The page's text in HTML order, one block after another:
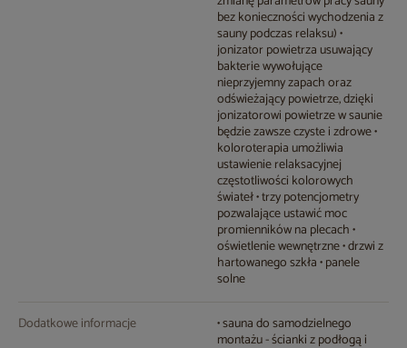
bez konieczności wychodzenia z
sauny podczas relaksu) •
jonizator powietrza usuwający
bakterie wywołujące
nieprzyjemny zapach oraz
odświeżający powietrze, dzięki
jonizatorowi powietrze w saunie
będzie zawsze czyste i zdrowe •
koloroterapia umożliwia
ustawienie relaksacyjnej
częstotliwości kolorowych
świateł • trzy potencjometry
pozwalające ustawić moc
promienników na plecach •
oświetlenie wewnętrzne • drzwi z
hartowanego szkła • panele
solne
Dodatkowe informacje • sauna do samodzielnego
montażu - ścianki z podłogą i